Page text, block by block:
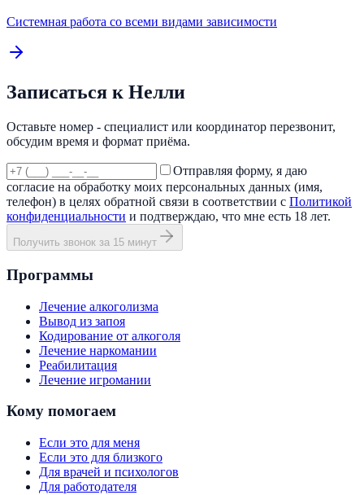
Системная работа со всеми видами зависимости
Записаться к Нелли
Оставьте номер - специалист или координатор перезвонит,
обсудим время и формат приёма.
Отправляя форму, я даю
согласие на обработку моих персональных данных (имя,
телефон) в целях обратной связи в соответствии с Политикой
конфиденциальности и подтверждаю, что мне есть 18 лет.
Получить звонок за 15 минут
Программы
Лечение алкоголизма
Вывод из запоя
Кодирование от алкоголя
Лечение наркомании
Реабилитация
Лечение игромании
Кому помогаем
Если это для меня
Если это для близкого
Для врачей и психологов
Для работодателя